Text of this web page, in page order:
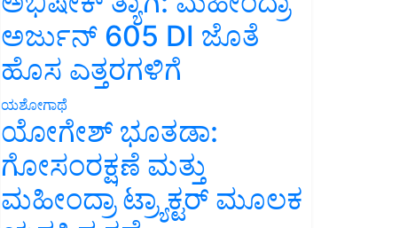
ಅರ್ಜುನ್ 605 DI ಜೊತೆ
ಹೊಸ ಎತ್ತರಗಳಿಗೆ
ಯಶೋಗಾಥೆ
ಯೋಗೇಶ್ ಭೂತಡಾ:
ಗೋಸಂರಕ್ಷಣೆ ಮತ್ತು
ಮಹೀಂದ್ರಾ ಟ್ರ್ಯಾಕ್ಟರ್ ಮೂಲಕ